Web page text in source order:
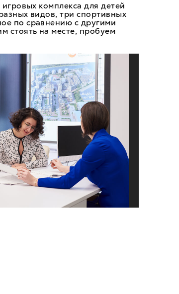
комплекса для детей
видов, три спортивных
по сравнению с другими
стоять на месте, пробуем